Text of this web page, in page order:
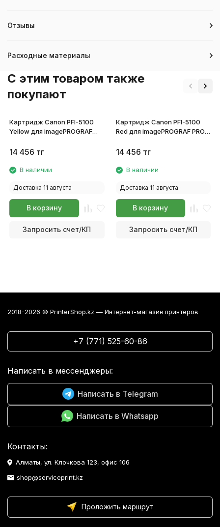
Отзывы
Расходные материалы
C этим товаром также
покупают
Картридж Canon PFI-5100
Yellow для imagePROGRAF
14 456 тг
В наличии
Доставка 11 августа
В корзину
Запросить счет/КП
Картридж Canon PFI-5100
Red для imagePROGRAF PRO-
14 456 тг
В наличии
Доставка 11 августа
В корзину
Запросить счет/КП
2018-2026 © PrinterShop.kz — Интернет-магазин принтеров
+7 (771) 525-60-86
Написать в мессенджеры:
Написать в Telegram
Написать в Whatsapp
Контакты:
Алматы, ул. Клочкова 123, офис 106
shop@serviceprint.kz
Проложить маршрут